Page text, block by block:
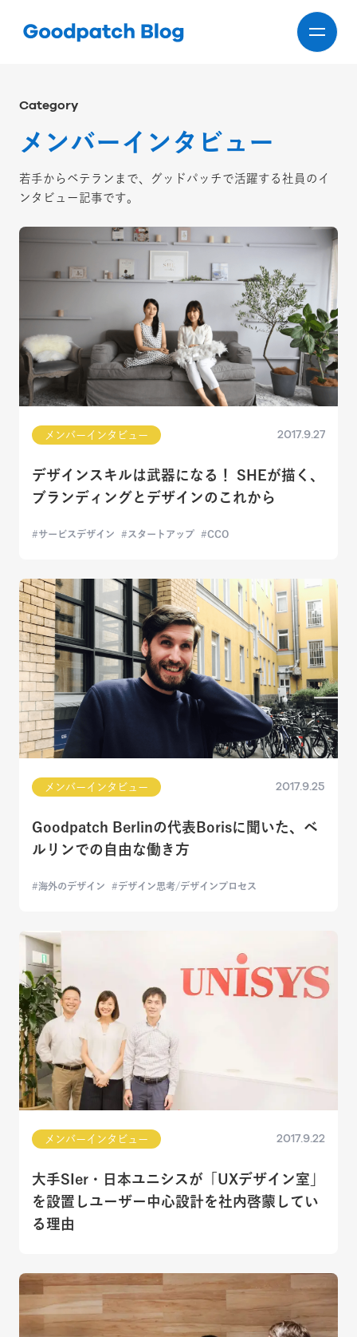
Category
メンバーインタビュー
若手からベテランまで、グッドパッチで活躍する社員のイ
ンタビュー記事です。
メンバーインタビュー 2017.9.27
デザインスキルは武器になる！ SHEが描く、
ブランディングとデザインのこれから
サービスデザイン スタートアップ CCO
メンバーインタビュー 2017.9.25
Goodpatch Berlinの代表Borisに聞いた、ベ
ルリンでの自由な働き方
海外のデザイン デザイン思考/デザインプロセス
メンバーインタビュー 2017.9.22
大手SIer・日本ユニシスが「UXデザイン室」
を設置しユーザー中心設計を社内啓蒙してい
る理由